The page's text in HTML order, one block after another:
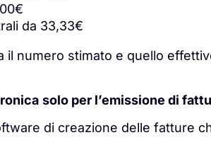
da 33,33€
numero stimato e quello
solo per l’emissione di
di creazione delle fatture